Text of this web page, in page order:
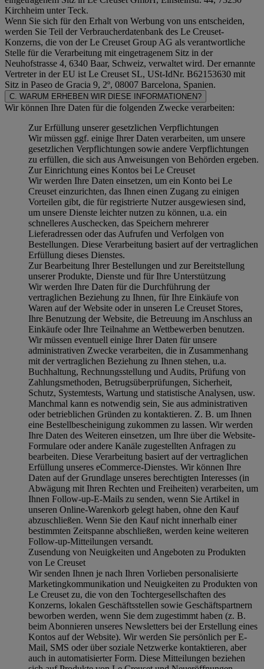
Kirchheim unter Teck.
Wenn Sie sich für den Erhalt von Werbung von uns entscheiden,
werden Sie Teil der Verbraucherdatenbank des Le Creuset-
Konzerns, die von der Le Creuset Group AG als verantwortliche
Stelle für die Verarbeitung mit eingetragenem Sitz in der
Neuhofstrasse 4, 6340 Baar, Schweiz, verwaltet wird. Der ernannte
Vertreter in der EU ist Le Creuset SL, USt-IdNr. B62153630 mit
Sitz in Paseo de Gracia 9, 2º, 08007 Barcelona, Spanien.
C. WARUM ERHEBEN WIR DIESE INFORMATIONEN?
Wir können Ihre Daten für die folgenden Zwecke verarbeiten:
Zur Erfüllung unserer gesetzlichen Verpflichtungen
Wir müssen ggf. einige Ihrer Daten verarbeiten, um unsere
gesetzlichen Verpflichtungen sowie andere Verpflichtungen
zu erfüllen, die sich aus Anweisungen von Behörden ergeben.
Zur Einrichtung eines Kontos bei Le Creuset
Wir werden Ihre Daten einsetzen, um ein Konto bei Le
Creuset einzurichten, das Ihnen einen Zugang zu einigen
Vorteilen gibt, die für registrierte Nutzer ausgewiesen sind,
um unsere Dienste leichter nutzen zu können, u.a. ein
schnelleres Auschecken, das Speichern mehrerer
Lieferadressen oder das Aufrufen und Verfolgen von
Bestellungen. Diese Verarbeitung basiert auf der vertraglichen
Erfüllung dieses Dienstes.
Zur Bearbeitung Ihrer Bestellungen und zur Bereitstellung
unserer Produkte, Dienste und für Ihre Unterstützung
Wir werden Ihre Daten für die Durchführung der
vertraglichen Beziehung zu Ihnen, für Ihre Einkäufe von
Waren auf der Website oder in unseren Le Creuset Stores,
Ihre Benutzung der Website, die Betreuung im Anschluss an
Einkäufe oder Ihre Teilnahme an Wettbewerben benutzen.
Wir müssen eventuell einige Ihrer Daten für unsere
administrativen Zwecke verarbeiten, die in Zusammenhang
mit der vertraglichen Beziehung zu Ihnen stehen, u.a.
Buchhaltung, Rechnungsstellung und Audits, Prüfung von
Zahlungsmethoden, Betrugsüberprüfungen, Sicherheit,
Schutz, Systemtests, Wartung und statistische Analysen, usw.
Manchmal kann es notwendig sein, Sie aus administrativen
oder betrieblichen Gründen zu kontaktieren. Z. B. um Ihnen
eine Bestellbescheinigung zukommen zu lassen. Wir werden
Ihre Daten des Weiteren einsetzen, um Ihre über die Website-
Formulare oder andere Kanäle zugestellten Anfragen zu
bearbeiten. Diese Verarbeitung basiert auf der vertraglichen
Erfüllung unseres eCommerce-Dienstes. Wir können Ihre
Daten auf der Grundlage unseres berechtigten Interesses (in
Abwägung mit Ihren Rechten und Freiheiten) verarbeiten, um
Ihnen Follow-up-E-Mails zu senden, wenn Sie Artikel in
unseren Online-Warenkorb gelegt haben, ohne den Kauf
abzuschließen. Wenn Sie den Kauf nicht innerhalb einer
bestimmten Zeitspanne abschließen, werden keine weiteren
Follow-up-Mitteilungen versandt.
Zusendung von Neuigkeiten und Angeboten zu Produkten
von Le Creuset
Wir senden Ihnen je nach Ihren Vorlieben personalisierte
Marketingkommunikation und Neuigkeiten zu Produkten von
Le Creuset zu, die von den Tochtergesellschaften des
Konzerns, lokalen Geschäftsstellen sowie Geschäftspartnern
beworben werden, wenn Sie dem zugestimmt haben (z. B.
beim Abonnieren unseres Newsletters bei der Erstellung eines
Kontos auf der Website). Wir werden Sie persönlich per E-
Mail, SMS oder über soziale Netzwerke kontaktieren, aber
auch in automatisierter Form. Diese Mitteilungen beziehen